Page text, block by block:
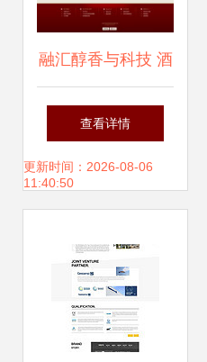
融汇醇香与科技 酒
类网站设计稿的艺
术与功能性解析
查看详情
更新时间：2026-08-06
11:40:50